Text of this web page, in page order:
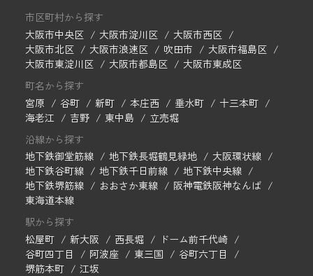
市区町村から探す
大阪市中央区
大阪市淀川区
大阪市西区
大阪市北区
大阪市浪速区 吹田市
大阪市福島区
大阪市東淀川区
大阪市都島区
大阪市東成区
町名から探す
宮原
谷町 新町 本庄西 垂水町
十三本町
海老江
吉野 東中島
立売堀
沿線から探す
地下鉄御堂筋線
地下鉄長堀鶴見緑地
大阪環状線
地下鉄谷町線
地下鉄千日前線
地下鉄中央線
地下鉄堺筋線
おおさか東線
阪神電鉄阪神なんば
東海道本線
駅から探す
松屋町
新大阪 西長堀
ドーム前千代崎
谷町四丁目
阿波座 東三国
谷町六丁目
堺筋本町
江坂